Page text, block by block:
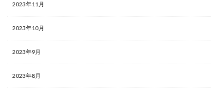
2023年11月
2023年10月
2023年9月
2023年8月